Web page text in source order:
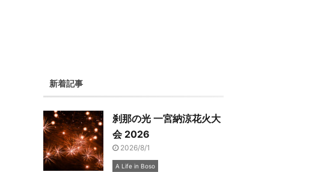
新着記事
刹那の光 一宮納涼花火大
会 2026
2026/8/1
A Life in Boso